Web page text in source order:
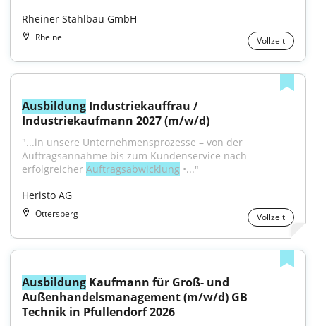
Rheiner Stahlbau GmbH
Rheine Vollzeit
Ausbildung Industriekauffrau /
Industriekaufmann 2027 (m/w/d)
"...in unsere Unternehmensprozesse – von der
Auftragsannahme bis zum Kundenservice nach
erfolgreicher Auftragsabwicklung •..."
Heristo AG
Ottersberg Vollzeit
Ausbildung Kaufmann für Groß- und
Außenhandelsmanagement (m/w/d) GB
Technik in Pfullendorf 2026